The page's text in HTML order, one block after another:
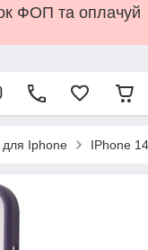
ФОП та оплачуй
для Iphone IPhone